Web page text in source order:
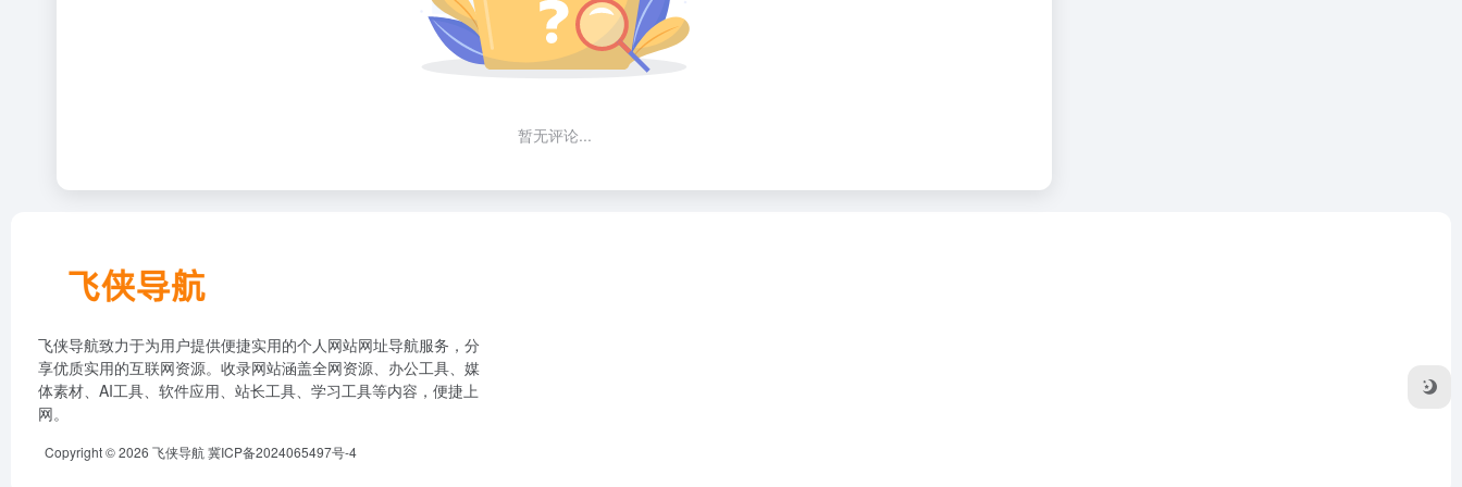
暂无评论...
飞侠导航致力于为用户提供便捷实用的个人网站网址导航服务，分
享优质实用的互联网资源。收录网站涵盖全网资源、办公工具、媒
体素材、AI工具、软件应用、站长工具、学习工具等内容，便捷上
网。
Copyright © 2026 飞侠导航冀ICP备2024065497号-4